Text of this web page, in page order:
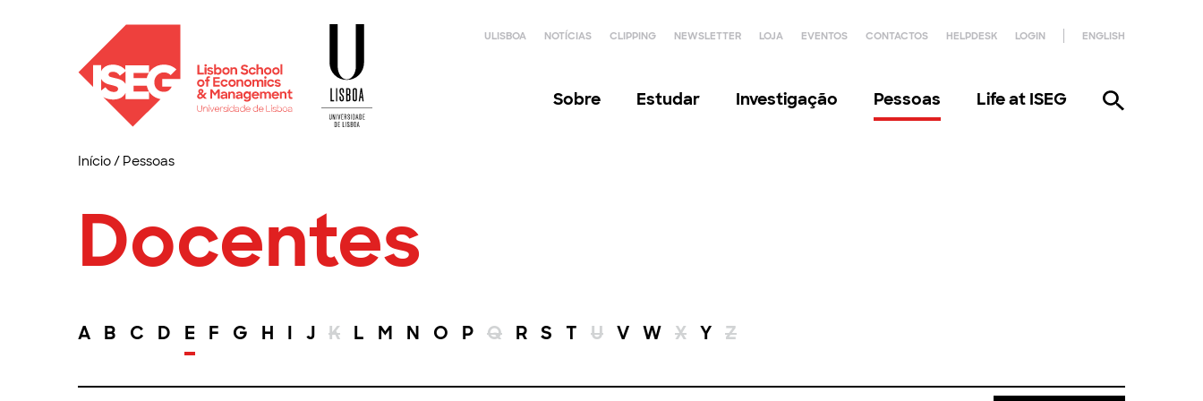
ULISBOA NOTÍCIAS CLIPPING NEWSLETTER LOJA EVENTOS CONTACTOS HELPDESK LOGIN ENGLISH
Sobre Estudar Investigação Pessoas Life at ISEG
Início/ Pessoas
Docentes
A B C D E F G H I J K L M N O P Q R S T U V W X Y Z